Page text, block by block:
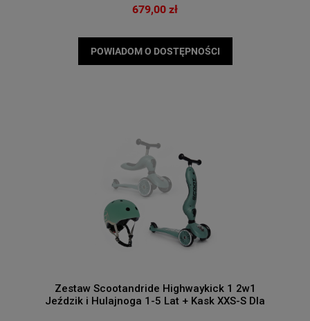
679,00 zł
POWIADOM O DOSTĘPNOŚCI
Zestaw Scootandride Highwaykick 1 2w1
Jeździk i Hulajnoga 1-5 Lat + Kask XXS-S Dla